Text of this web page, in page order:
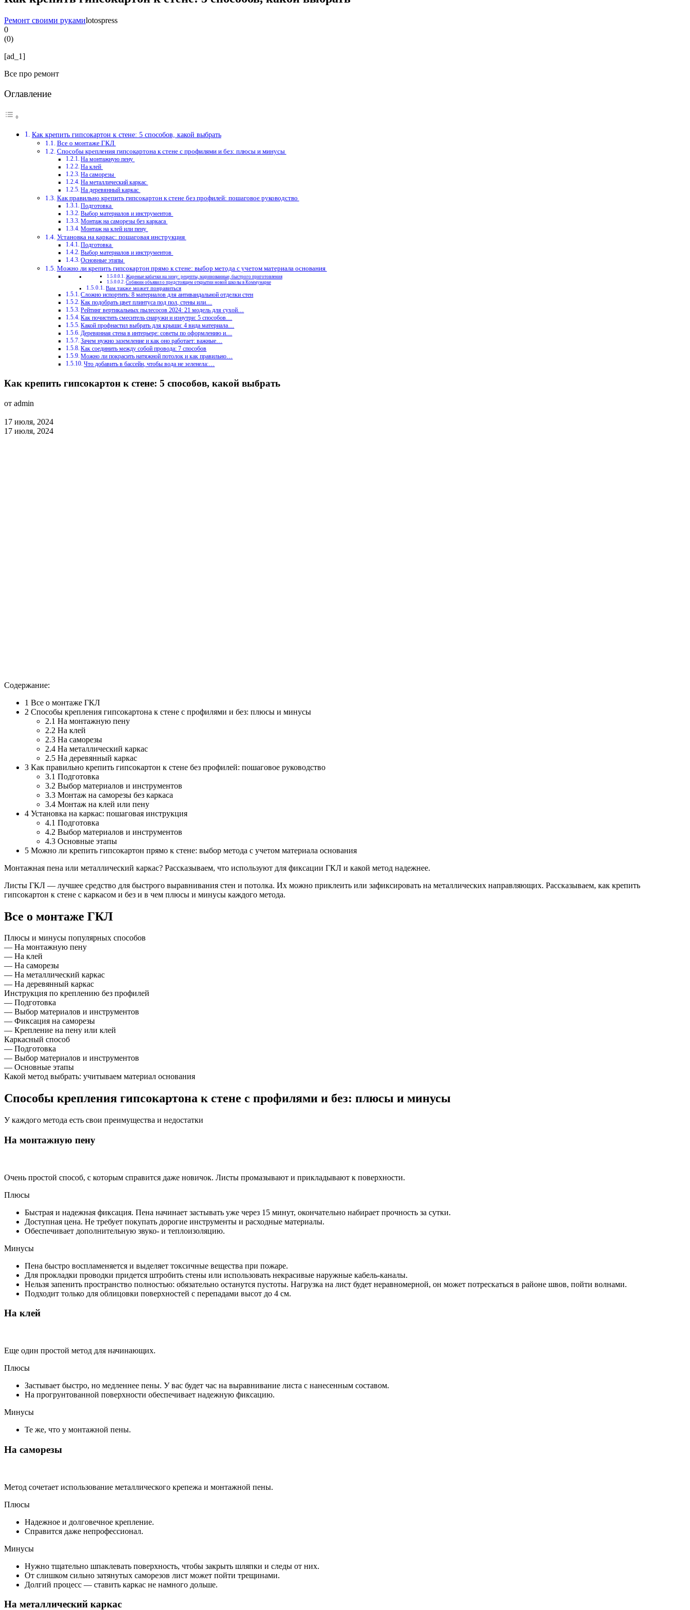
Ремонт своими рукамиlotospress
0
(0)
[ad_1]
Все про ремонт
Оглавление
Как крепить гипсокартон к стене: 5 способов, какой выбрать
Все о монтаже ГКЛ
Способы крепления гипсокартона к стене с профилями и без: плюсы и минусы
На монтажную пену
На клей
На саморезы
На металлический каркас
На деревянный каркас
Как правильно крепить гипсокартон к стене без профилей: пошаговое руководство
Подготовка
Выбор материалов и инструментов
Монтаж на саморезы без каркаса
Монтаж на клей или пену
Установка на каркас: пошаговая инструкция
Подготовка
Выбор материалов и инструментов
Основные этапы
Можно ли крепить гипсокартон прямо к стене: выбор метода с учетом материала основания
Жареные кабачки на зиму: рецепты, маринованные, быстрого приготовления
Собянин объявил о предстоящем открытии новой школы в Коммунарке
Вам также может понравиться
Сложно испортить: 8 материалов для антивандальной отделки стен
Как подобрать цвет плинтуса под пол, стены или…
Рейтинг вертикальных пылесосов 2024: 21 модель для сухой…
Как почистить смеситель снаружи и изнутри: 5 способов…
Какой профнастил выбрать для крыши: 4 вида материала…
Деревянная стена в интерьере: советы по оформлению и…
Зачем нужно заземление и как оно работает: важные…
Как соединить между собой провода: 7 способов
Можно ли покрасить натяжной потолок и как правильно…
Что добавить в бассейн, чтобы вода не зеленела:…
Как крепить гипсокартон к стене: 5 способов, какой выбрать
от admin
17 июля, 2024
17 июля, 2024
Содержание:
1 Все о монтаже ГКЛ
2 Способы крепления гипсокартона к стене с профилями и без: плюсы и минусы
2.1 На монтажную пену
2.2 На клей
2.3 На саморезы
2.4 На металлический каркас
2.5 На деревянный каркас
3 Как правильно крепить гипсокартон к стене без профилей: пошаговое руководство
3.1 Подготовка
3.2 Выбор материалов и инструментов
3.3 Монтаж на саморезы без каркаса
3.4 Монтаж на клей или пену
4 Установка на каркас: пошаговая инструкция
4.1 Подготовка
4.2 Выбор материалов и инструментов
4.3 Основные этапы
5 Можно ли крепить гипсокартон прямо к стене: выбор метода с учетом материала основания
Монтажная пена или металлический каркас? Рассказываем, что используют для фиксации ГКЛ и какой метод надежнее.
Листы ГКЛ — лучшее средство для быстрого выравнивания стен и потолка. Их можно приклеить или зафиксировать на металлических направляющих. Рассказываем, как крепить
гипсокартон к стене с каркасом и без и в чем плюсы и минусы каждого метода.
Все о монтаже ГКЛ
Плюсы и минусы популярных способов
— На монтажную пену
— На клей
— На саморезы
— На металлический каркас
— На деревянный каркас
Инструкция по креплению без профилей
— Подготовка
— Выбор материалов и инструментов
— Фиксация на саморезы
— Крепление на пену или клей
Каркасный способ
— Подготовка
— Выбор материалов и инструментов
— Основные этапы
Какой метод выбрать: учитываем материал основания
Способы крепления гипсокартона к стене с профилями и без: плюсы и минусы
У каждого метода есть свои преимущества и недостатки
На монтажную пену
Очень простой способ, с которым справится даже новичок. Листы промазывают и прикладывают к поверхности.
Плюсы
Быстрая и надежная фиксация. Пена начинает застывать уже через 15 минут, окончательно набирает прочность за сутки.
Доступная цена. Не требует покупать дорогие инструменты и расходные материалы.
Обеспечивает дополнительную звуко- и теплоизоляцию.
Минусы
Пена быстро воспламеняется и выделяет токсичные вещества при пожаре.
Для прокладки проводки придется штробить стены или использовать некрасивые наружные кабель-каналы.
Нельзя запенить пространство полностью: обязательно останутся пустоты. Нагрузка на лист будет неравномерной, он может потрескаться в районе швов, пойти волнами.
Подходит только для облицовки поверхностей с перепадами высот до 4 см.
На клей
Еще один простой метод для начинающих.
Плюсы
Застывает быстро, но медленнее пены. У вас будет час на выравнивание листа с нанесенным составом.
На прогрунтованной поверхности обеспечивает надежную фиксацию.
Минусы
Те же, что у монтажной пены.
На саморезы
Метод сочетает использование металлического крепежа и монтажной пены.
Плюсы
Надежное и долговечное крепление.
Справится даже непрофессионал.
Минусы
Нужно тщательно шпаклевать поверхность, чтобы закрыть шляпки и следы от них.
От слишком сильно затянутых саморезов лист может пойти трещинами.
Долгий процесс — ставить каркас не намного дольше.
На металлический каркас